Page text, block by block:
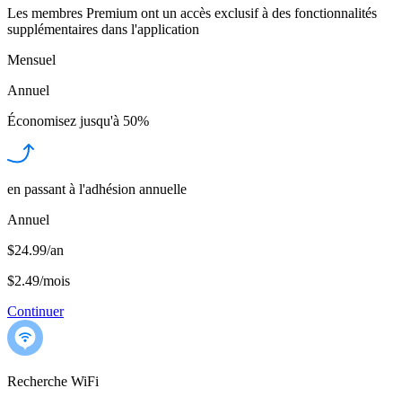
Les membres Premium ont un accès exclusif à des fonctionnalités
supplémentaires dans l'application
Mensuel
Annuel
Économisez jusqu'à 50%
en passant à l'adhésion annuelle
Annuel
$24.99/an
$2.49/mois
Continuer
Recherche WiFi